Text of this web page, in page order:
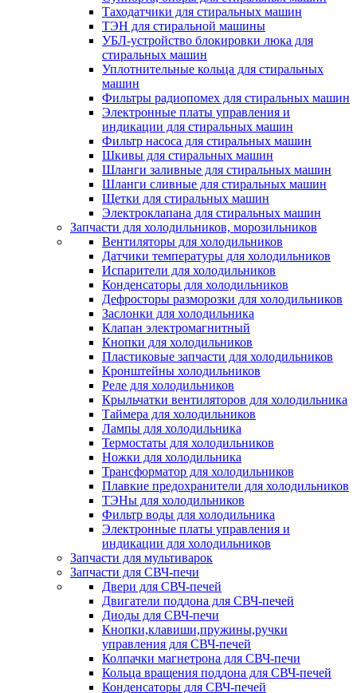
Таходатчики для стиральных машин
ТЭН для стиральной машины
УБЛ-устройство блокировки люка для
стиральных машин
Уплотнительные кольца для стиральных
машин
Фильтры радиопомех для стиральных машин
Электронные платы управления и
индикации для стиральных машин
Фильтр насоса для стиральных машин
Шкивы для стиральных машин
Шланги заливные для стиральных машин
Шланги сливные для стиральных машин
Щетки для стиральных машин
Электроклапана для стиральных машин
Запчасти для холодильников, морозильников
Вентиляторы для холодильников
Датчики температуры для холодильников
Испарители для холодильников
Конденсаторы для холодильников
Дефросторы разморозки для холодильников
Заслонки для холодильника
Клапан электромагнитный
Кнопки для холодильников
Пластиковые запчасти для холодильников
Кронштейны холодильников
Реле для холодильников
Крыльчатки вентиляторов для холодильника
Таймера для холодильников
Лампы для холодильника
Термостаты для холодильников
Ножки для холодильника
Трансформатор для холодильников
Плавкие предохранители для холодильников
ТЭНы для холодильников
Фильтр воды для холодильника
Электронные платы управления и
индикации для холодильников
Запчасти для мультиварок
Запчасти для СВЧ-печи
Двери для СВЧ-печей
Двигатели поддона для СВЧ-печей
Диоды для СВЧ-печи
Кнопки,клавиши,пружины,ручки
управления для СВЧ-печей
Колпачки магнетрона для СВЧ-печи
Кольца вращения поддона для СВЧ-печей
Конденсаторы для СВЧ-печей